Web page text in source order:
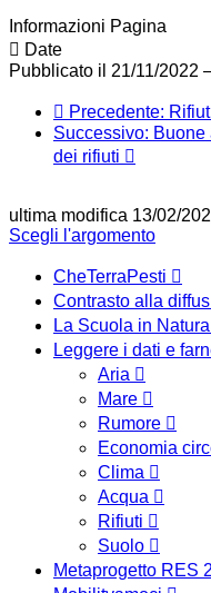
Informazioni Pagina
Date
Pubblicato il 21/11/2022
Precedente:
Successivo:
dei rifiuti
ultima modifica 13/02/
Scegli l'argomento
CheTerraPesti
Contrasto alla
La Scuola in Natura
Leggere i dati e
Aria
Mare
Rumore
Economia
Clima
Acqua
Rifiuti
Suolo
Metaprogetto RES